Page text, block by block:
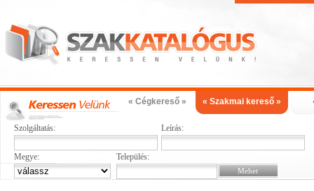
« Cégkereső » « Szakmai kereső »
Szolgáltatás: Leírás:
Megye: Település: